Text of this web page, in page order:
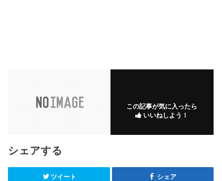
この記事が気に入ったら
いいねしよう！
シェアする
ツイート シェア